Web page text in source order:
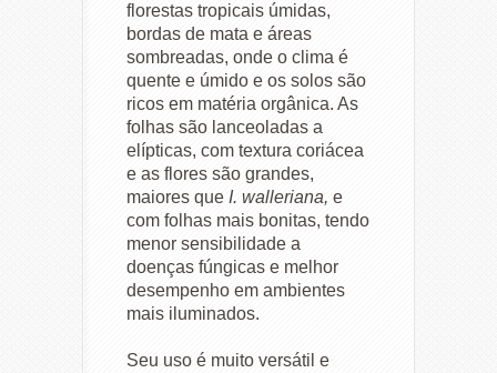
florestas tropicais úmidas,
bordas de mata e áreas
sombreadas, onde o clima é
quente e úmido e os solos são
ricos em matéria orgânica. As
folhas são lanceoladas a
elípticas, com textura coriácea
e as flores são grandes,
maiores que I. walleriana, e
com folhas mais bonitas, tendo
menor sensibilidade a
doenças fúngicas e melhor
desempenho em ambientes
mais iluminados.
Seu uso é muito versátil e